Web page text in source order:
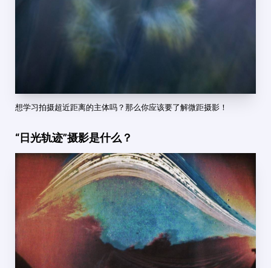
想学习拍摄超近距离的主体吗？那么你应该要了解微距摄影！
“日光轨迹”摄影是什么？